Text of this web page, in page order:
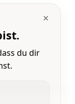
×
du dir